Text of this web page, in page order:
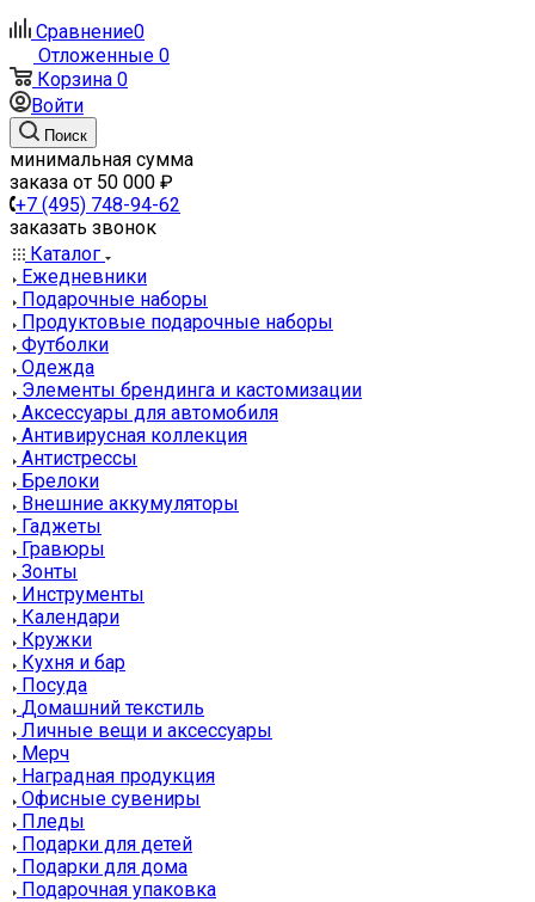
Сравнение0
Отложенные 0
Корзина 0
Войти
Поиск
минимальная сумма
заказа от 50 000 ₽
+7 (495) 748-94-62
заказать звонок
Каталог
Ежедневники
Подарочные наборы
Продуктовые подарочные наборы
Футболки
Одежда
Элементы брендинга и кастомизации
Аксессуары для автомобиля
Антивирусная коллекция
Антистрессы
Брелоки
Внешние аккумуляторы
Гаджеты
Гравюры
Зонты
Инструменты
Календари
Кружки
Кухня и бар
Посуда
Домашний текстиль
Личные вещи и аксессуары
Мерч
Наградная продукция
Офисные сувениры
Пледы
Подарки для детей
Подарки для дома
Подарочная упаковка